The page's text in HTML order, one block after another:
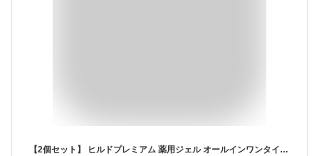
【2個セット】 ヒルドプレミアム 薬用ジェル オールインワンタイプ 200g ヒアルロン酸 薬用 高齢者 効能効果 配合 ワセリン ジェル クリーム 肌トラブル ケース ニキビケア スキンケア にきび 保湿 備蓄 介護 しもやけ 肌あれ 介護用品 化粧水